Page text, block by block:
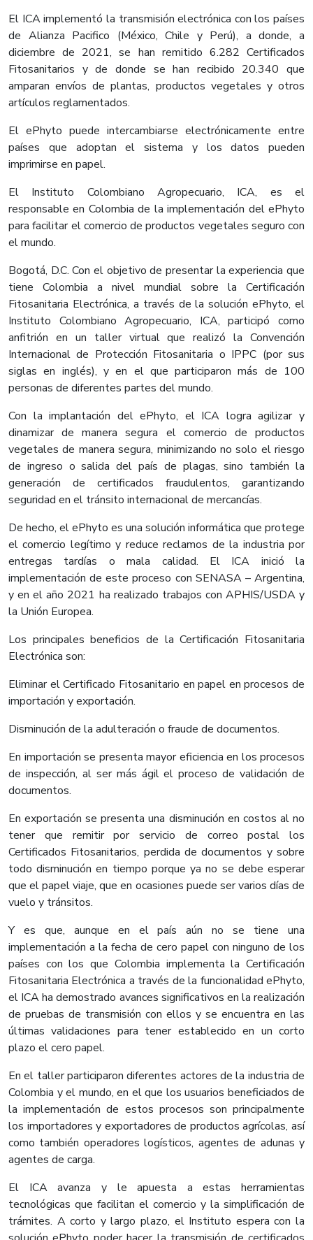
El ICA implementó la transmisión electrónica con los países
de Alianza Pacifico (México, Chile y Perú), a donde, a
diciembre de 2021, se han remitido 6.282 Certificados
Fitosanitarios y de donde se han recibido 20.340 que
amparan envíos de plantas, productos vegetales y otros
artículos reglamentados.
El ePhyto puede intercambiarse electrónicamente entre
países que adoptan el sistema y los datos pueden
imprimirse en papel.
El Instituto Colombiano Agropecuario, ICA, es el
responsable en Colombia de la implementación del ePhyto
para facilitar el comercio de productos vegetales seguro con
el mundo.
Bogotá, D.C. Con el objetivo de presentar la experiencia que
tiene Colombia a nivel mundial sobre la Certificación
Fitosanitaria Electrónica, a través de la solución ePhyto, el
Instituto Colombiano Agropecuario, ICA, participó como
anfitrión en un taller virtual que realizó la Convención
Internacional de Protección Fitosanitaria o IPPC (por sus
siglas en inglés), y en el que participaron más de 100
personas de diferentes partes del mundo.
Con la implantación del ePhyto, el ICA logra agilizar y
dinamizar de manera segura el comercio de productos
vegetales de manera segura, minimizando no solo el riesgo
de ingreso o salida del país de plagas, sino también la
generación de certificados fraudulentos, garantizando
seguridad en el tránsito internacional de mercancías.
De hecho, el ePhyto es una solución informática que protege
el comercio legítimo y reduce reclamos de la industria por
entregas tardías o mala calidad. El ICA inició la
implementación de este proceso con SENASA – Argentina,
y en el año 2021 ha realizado trabajos con APHIS/USDA y
la Unión Europea.
Los principales beneficios de la Certificación Fitosanitaria
Electrónica son:
Eliminar el Certificado Fitosanitario en papel en procesos de
importación y exportación.
Disminución de la adulteración o fraude de documentos.
En importación se presenta mayor eficiencia en los procesos
de inspección, al ser más ágil el proceso de validación de
documentos.
En exportación se presenta una disminución en costos al no
tener que remitir por servicio de correo postal los
Certificados Fitosanitarios, perdida de documentos y sobre
todo disminución en tiempo porque ya no se debe esperar
que el papel viaje, que en ocasiones puede ser varios días de
vuelo y tránsitos.
Y es que, aunque en el país aún no se tiene una
implementación a la fecha de cero papel con ninguno de los
países con los que Colombia implementa la Certificación
Fitosanitaria Electrónica a través de la funcionalidad ePhyto,
el ICA ha demostrado avances significativos en la realización
de pruebas de transmisión con ellos y se encuentra en las
últimas validaciones para tener establecido en un corto
plazo el cero papel.
En el taller participaron diferentes actores de la industria de
Colombia y el mundo, en el que los usuarios beneficiados de
la implementación de estos procesos son principalmente
los importadores y exportadores de productos agrícolas, así
como también operadores logísticos, agentes de adunas y
agentes de carga.
El ICA avanza y le apuesta a estas herramientas
tecnológicas que facilitan el comercio y la simplificación de
trámites. A corto y largo plazo, el Instituto espera con la